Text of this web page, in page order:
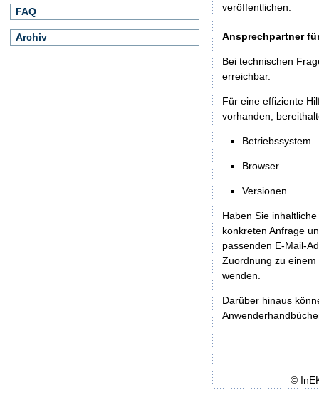
veröffentlichen.
Ansprechpartner
Bei technischen
erreichbar.
Für eine effiziente
vorhanden,
Betriebssystem
Browser
Versionen
Haben Sie
konkreten Anfrage
passenden E-Mail-
Zuordnung zu
wenden.
Darüber hinaus
FAQ
Archiv
©